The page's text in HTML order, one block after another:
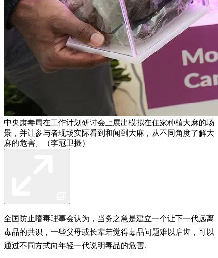
中央肃毒局在工作计划研讨会上展出模拟在住家种植大麻的场
景，并让参与者现场实际看到和闻到大麻，从不同角度了解大
麻的危害。（李冠卫摄）
全国防止嗜毒理事会认为，当务之急是建立一个让下一代远离
毒品的共识，一些父母或长辈若觉得毒品问题难以启齿，可以
通过不同方式向年轻一代说明毒品的危害。